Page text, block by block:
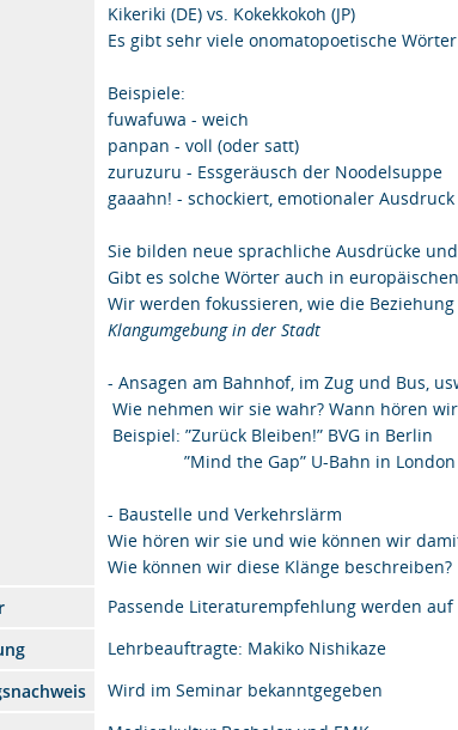
Kikeriki (DE) vs. Kokekkokoh (JP)
Es gibt sehr viele onomatopoetische
Beispiele:
fuwafuwa - weich
panpan - voll (oder satt)
zuruzuru - Essgeräusch der Noodelsuppe
gaaahn! - schockiert, emotionaler Ausdruck
Sie bilden neue sprachliche Ausdrücke
Gibt es solche Wörter auch in
Wir werden fokussieren, wie die
Klangumgebung in der Stadt
- Ansagen am Bahnhof, im Zug und Bus,
Wie nehmen wir sie wahr? Wann hören
Beispiel: ”Zurück Bleiben!” BVG in Berlin
”Mind the Gap” U-Bahn in London
- Baustelle und Verkehrslärm
Wie hören wir sie und wie können wir
Wie können wir diese Klänge beschreiben?
Passende Literaturempfehlung werden
Lehrbeauftragte: Makiko Nishikaze
Wird im Seminar bekanntgegeben